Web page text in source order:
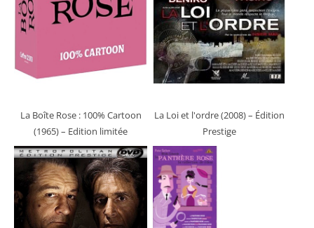
La Boîte Rose : 100% Cartoon
(1965)– Edition limitée
La Loi et l'ordre (2008)– Édition
Prestige